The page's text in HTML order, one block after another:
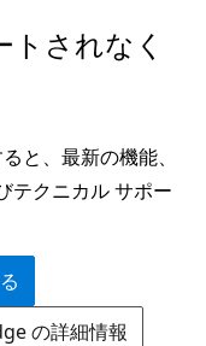
されなく
と、最新の機能、
テクニカル サポー
の詳細情報